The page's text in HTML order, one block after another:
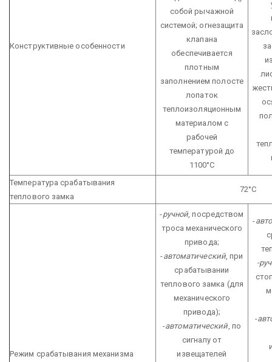
Конструктивные особенности
собой рычажной
системой; огнезащита
клапана
обеспечивается
плотным
заполнением полосте
лопаток
теплоизоляционным
материалом с
рабочей
температурой до
1100°С
Температура срабатывания
теплового замка
72°С
Режим срабатывания механизма
-ручной , посредством
троса механического
привода;
-автоматический , при
срабатывании
теплового замка (для
механического
привода);
-автоматический , по
сигналу от
извещателей
-
-
-